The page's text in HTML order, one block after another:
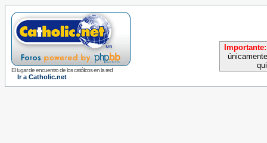
El lugar de encuentro de los católicos en la red
Ir a Catholic.net
Importante: